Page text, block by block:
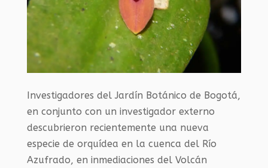
Investigadores del Jardín Botánico de Bogotá,
en conjunto con un investigador externo
descubrieron recientemente una nueva
especie de orquídea en la cuenca del Río
Azufrado, en inmediaciones del Volcán